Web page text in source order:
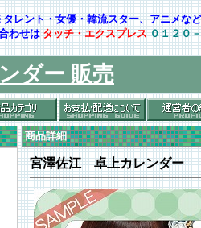
タレント・女優・韓流スター、アニメ
わせはタッチ・エクスプレス ０１２０
ダー 販売
商品詳細
宮澤佐江 卓上カレンダー